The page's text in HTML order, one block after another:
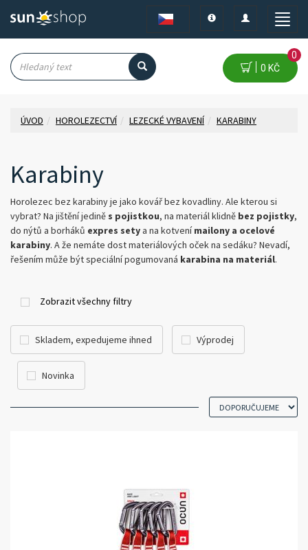
Toggle
Toggle
navigation
Toggle
0 KČ
0
ÚVOD HOROLEZECTVÍ LEZECKÉ VYBAVENÍ KARABINY
Karabiny
Horolezec bez karabiny je jako kovář bez kovadliny. Ale kterou si
vybrat? Na jištění jedině s pojistkou, na materiál klidně bez pojistky,
do nýtů a borháků expres setya na kotvenímailony a ocelové
karabiny. A že nemáte dost materiálových oček na sedáku? Nevadí,
řešením může být speciální pogumovaná karabina na materiál.
Zobrazit všechny filtry
Skladem, expedujeme ihned Výprodej
Novinka